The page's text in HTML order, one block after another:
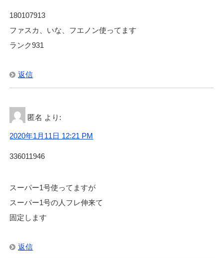
180107913
ファスカ、いな、フエノン使ってます
ランク931
返信
匿名 より:
2020年1月11日 12:21 PM
336011946
スーパー1号使ってますが
スーパー1号の人フレ伸来て
固定します
返信